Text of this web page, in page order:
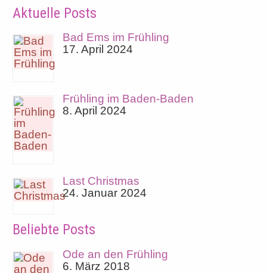
Aktuelle Posts
Bad Ems im Frühling
17. April 2024
Frühling im Baden-Baden
8. April 2024
Last Christmas
24. Januar 2024
Beliebte Posts
Ode an den Frühling
6. März 2018